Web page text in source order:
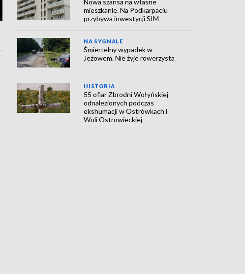
mieszkanie. Na Podkarpaciu
przybywa inwestycji SIM
NA SYGNALE
Śmiertelny wypadek w
Jeżowem. Nie żyje rowerzysta
HISTORIA
55 ofiar Zbrodni Wołyńskiej
odnalezionych podczas
ekshumacji w Ostrówkach i
Woli Ostrowieckiej